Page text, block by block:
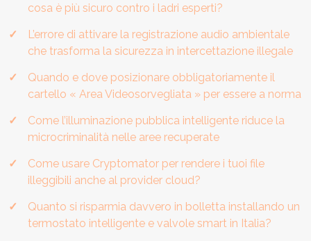
cosa è più sicuro contro i ladri esperti?
L’errore di attivare la registrazione audio ambientale
che trasforma la sicurezza in intercettazione illegale
Quando e dove posizionare obbligatoriamente il
cartello « Area Videosorvegliata » per essere a norma
Come l’illuminazione pubblica intelligente riduce la
microcriminalità nelle aree recuperate
Come usare Cryptomator per rendere i tuoi file
illeggibili anche al provider cloud?
Quanto si risparmia davvero in bolletta installando un
termostato intelligente e valvole smart in Italia?